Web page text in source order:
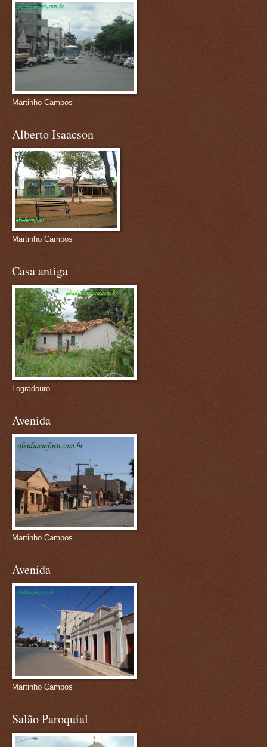
Martinho Campos
Alberto Isaacson
Martinho Campos
Casa antiga
Logradouro
Avenida
Martinho Campos
Avenida
Martinho Campos
Salão Paroquial